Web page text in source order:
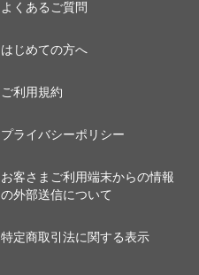
よくあるご質問
はじめての方へ
ご利用規約
プライバシーポリシー
お客さまご利用端末からの情報
の外部送信について
特定商取引法に関する表示